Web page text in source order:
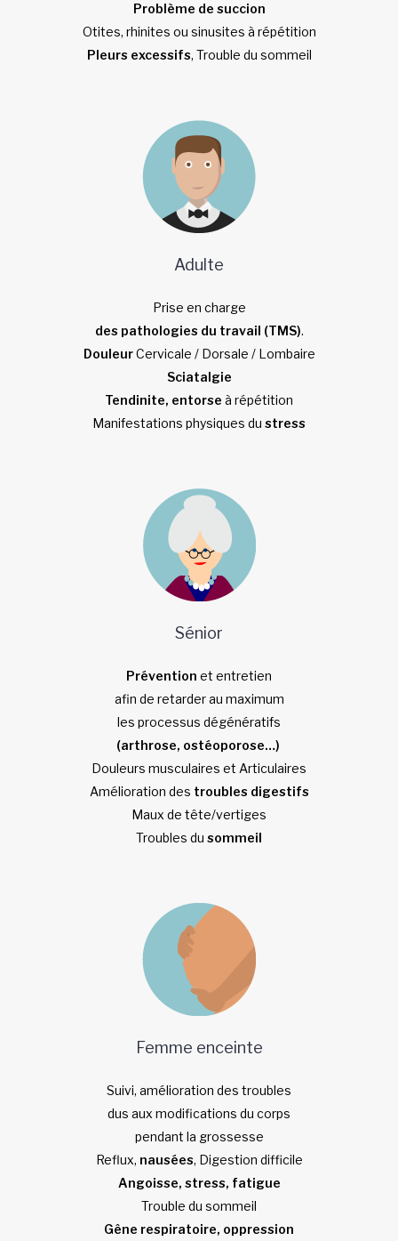
Problème de succion
Otites, rhinites ou sinusites à répétition
Pleurs excessifs, Trouble du sommeil
Adulte
Prise en charge
des pathologies du travail (TMS).
DouleurCervicale / Dorsale / Lombaire
Sciatalgie
Tendinite, entorse à répétition
Manifestations physiques du stress
Sénior
Prévention et entretien
afin de retarder au maximum
les processus dégénératifs
(arthrose, ostéoporose…)
Douleurs musculaires et Articulaires
Amélioration des troubles digestifs
Maux de tête/vertiges
Troubles du sommeil
Femme enceinte
Suivi, amélioration des troubles
dus aux modifications du corps
pendant la grossesse
Reflux, nausées, Digestion difficile
Angoisse, stress, fatigue
Trouble du sommeil
Gêne respiratoire, oppression